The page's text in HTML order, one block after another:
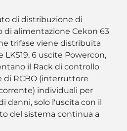
di distribuzione di
di alimentazione Cekon 63
trifase viene distribuita
6 uscite Powercon,
il Rack di controllo
di RCBO (interruttore
individuali per
danni, solo l'uscita con il
del sistema continua a